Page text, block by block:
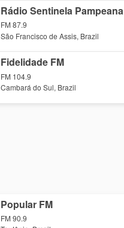
Rádio Sentinela Pampeana
FM 87.9
São Francisco de Assis, Brazil
Fidelidade FM
FM 104.9
Cambará do Sul, Brazil
Popular FM
FM 90.9